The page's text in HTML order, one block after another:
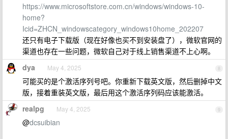
https://www.microsoftstore.com.cn/windows/windows-10-
home?
Icid=ZHCN_windowscategory_windows10home_202207
还只有电子下载版（现在好像也买不到安装盘了），微软官网的
渠道也存在一些问题，微软自己对于线上销售渠道不上心啊。
8
dya May 4, 2025
可能买的是个激活序列号吧。你重新下载英文版，然后删掉中文
版，接着重装英文版，最后用这个激活序列码应该能激活。
9
realpg May 4, 2025
@dcsuibian